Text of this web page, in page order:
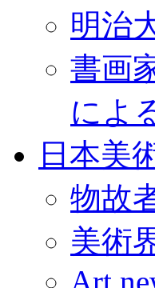
明治
書画
によ
日本美
物故
美術
Art